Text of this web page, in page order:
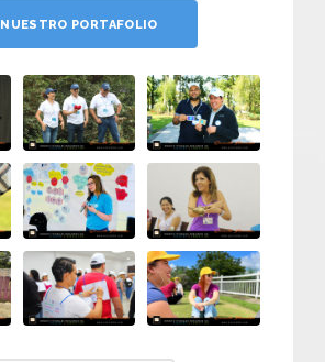
NUESTRO PORTAFOLIO